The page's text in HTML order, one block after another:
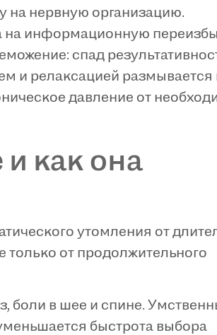
на нервную организацию.
на информационную
спад
и релаксацией размывается
давление от
как она
утомления от
от продолжительного
боли в шее и спине.
быстрота выбора